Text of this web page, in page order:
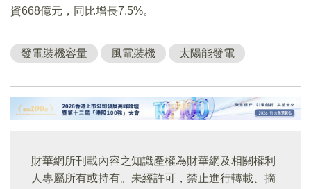
資668億元，同比增長7.5%。
發電裝機容量 風電裝機 太陽能發電
財華網所刊載內容之知識產權為財華網及相關權利
人專屬所有或持有。未經許可，禁止進行轉載、摘